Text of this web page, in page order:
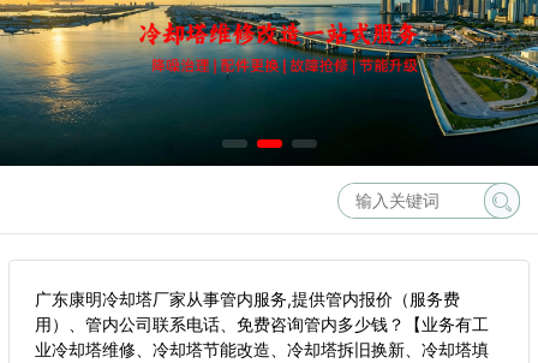
广东康明冷却塔厂家从事管内服务,提供管内报价（服务费
用）、管内公司联系电话、免费咨询管内多少钱？【业务有工
业冷却塔维修、冷却塔节能改造、冷却塔拆旧换新、冷却塔填